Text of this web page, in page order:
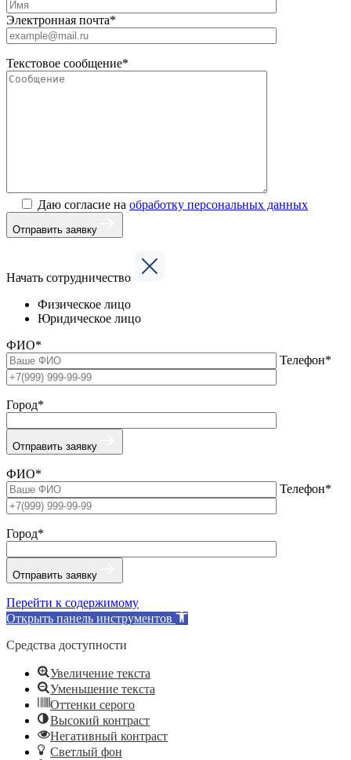
Электронная почта*
Текстовое сообщение*
Даю согласие на обработку персональных данных
Отправить заявку
Начать сотрудничество
Физическое лицо
Юридическое лицо
ФИО*
Телефон*
Город*
Отправить заявку
ФИО*
Телефон*
Город*
Отправить заявку
Перейти к содержимому
Открыть панель инструментов
Средства доступности
Увеличение текста
Уменьшение текста
Оттенки серого
Высокий контраст
Негативный контраст
Светлый фон